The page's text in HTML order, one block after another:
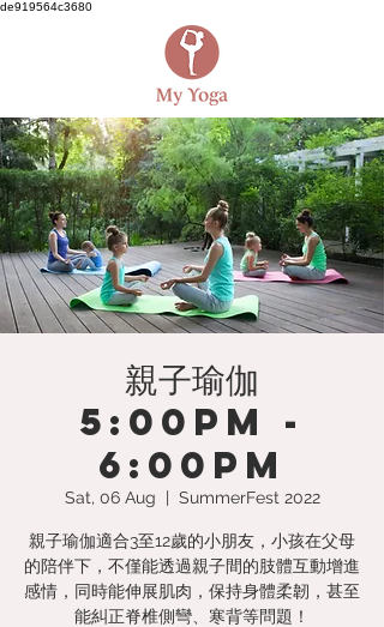
de919564c3680
親子瑜伽
5:00PM -
6:00PM
Sat, 06 Aug
  |
SummerFest 2022
親子瑜伽適合3至12歲的小朋友，小孩在父母
的陪伴下，不僅能透過親子間的肢體互動增進
感情，同時能伸展肌肉，保持身體柔韌，甚至
能糾正脊椎側彎、寒背等問題！